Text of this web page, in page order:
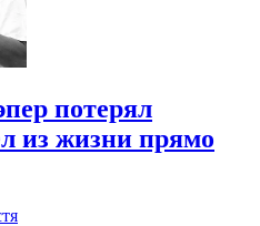
потерял
из жизни прямо